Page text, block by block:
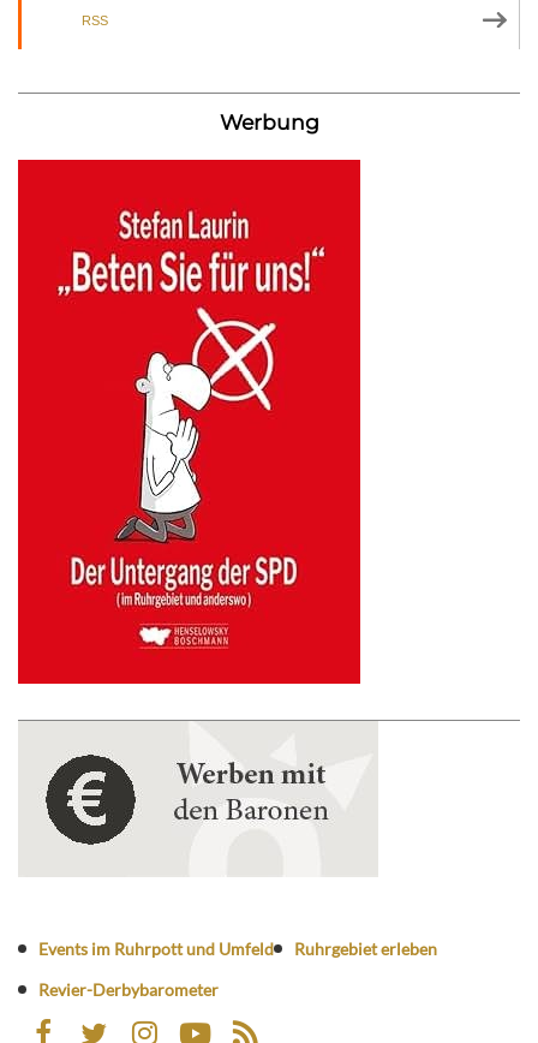
RSS
Werbung
Events im Ruhrpott und Umfeld
Ruhrgebiet erleben
Revier-Derbybarometer